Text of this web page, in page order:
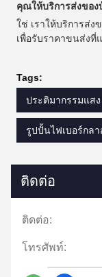
คุณให้บริการส่งของ
ใช่ เราให้บริการส่
เพื่อรับราคาขนส่งที่
Tags:
ประติมากรรมแสง
รูปปั้นไฟเบอร์กลา
ติดต่อ
ติดต่อ:
โทรศัพท์: